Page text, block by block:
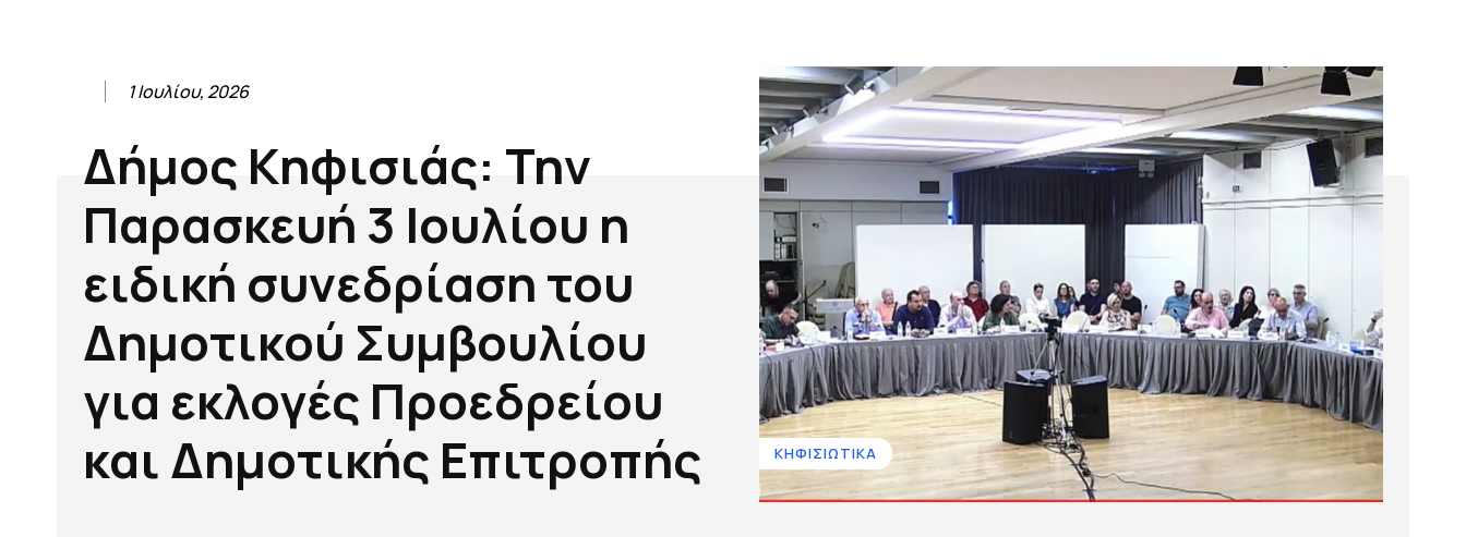
1 Ιουλίου, 2026
Δήμος Κηφισιάς: Την
Παρασκευή 3 Ιουλίου η
ειδική συνεδρίαση του
Δημοτικού Συμβουλίου
για εκλογές Προεδρείου
και Δημοτικής Επιτροπής
ΚΗΦΙΣΙΩΤΙΚΑ